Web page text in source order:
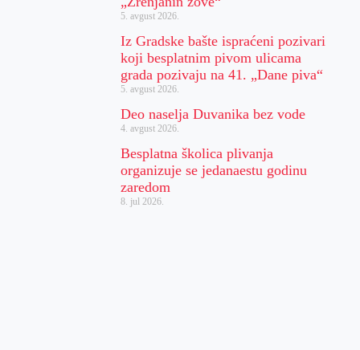
5. avgust 2026.
Iz Gradske bašte ispraćeni pozivari
koji besplatnim pivom ulicama
grada pozivaju na 41. „Dane piva“
5. avgust 2026.
Deo naselja Duvanika bez vode
4. avgust 2026.
Besplatna školica plivanja
organizuje se jedanaestu godinu
zaredom
8. jul 2026.